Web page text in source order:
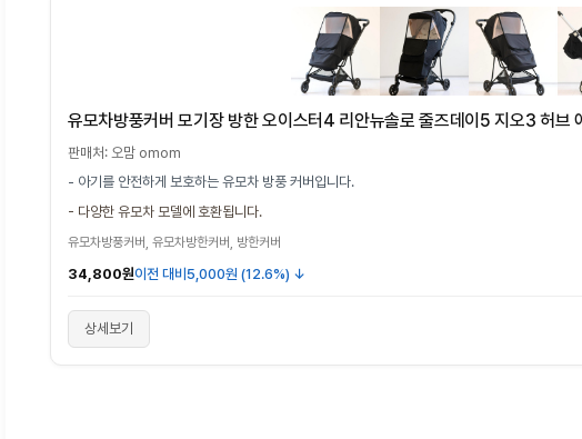
유모차방풍커버 모기장 방한 오이스터4 리안뉴솔로 줄즈데이5 지오3 허브
판매처: 오맘 omom
- 아기를 안전하게 보호하는 유모차 방풍 커버입니다.
- 다양한 유모차 모델에 호환됩니다.
유모차방풍커버, 유모차방한커버, 방한커버
34,800원이전 대비 5,000원 (12.6%) ↓
상세보기